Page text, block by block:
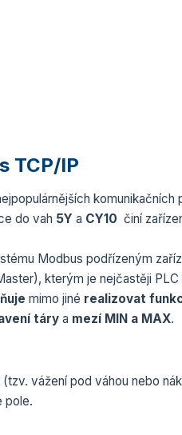
TCP/IP
do vah 5Y a CY10 činí
Modbus podřízeným
kterým je nejčastěji PLC
mimo jiné realizovat
táry a mezí MIN a MAX.
vážení pod váhou nebo
pole.